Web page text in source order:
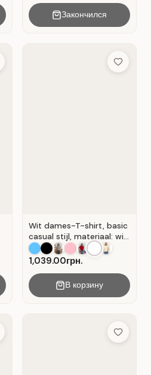
Закончился
to Wish List Add to
Wit dames-T-shirt, basic
casual stijl, materiaal: wit
Wit.
1,039.00грн.
В корзину
to Wish List Add to